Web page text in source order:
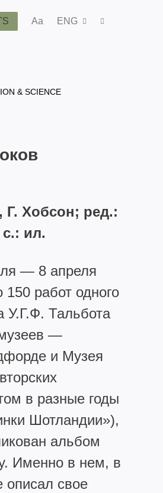
Aa ENG
& SCIENCE
Г. Хобсон; ред.:
ил.
— 8 апреля
работ одного
У.Г.Ф. Тальбота
—
и Музея
в разные годы
Шотландии»),
альбом
Именно в нем, в
описал свое